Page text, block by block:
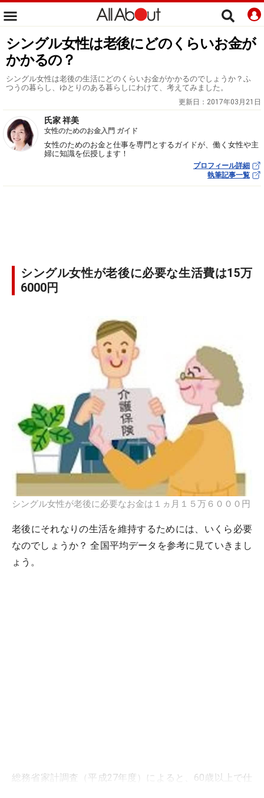
シングル女性は老後にどのくらいお金が
かかるの？
シングル女性は老後の生活にどのくらいお金がかかるのでしょうか？ふ
つうの暮らし、ゆとりのある暮らしにわけて、考えてみました。
更新日： 2017年03月21日
氏家 祥美
女性のためのお金入門 ガイド
女性のためのお金と仕事を専門とするガイドが、働く女性や主
婦に知識を伝授します！
プロフィール詳細
執筆記事一覧
シングル女性が老後に必要な生活費は15万
6000円
シングル女性が老後に必要なお金は１ヵ月１５万６０００円
老後にそれなりの生活を維持するためには、いくら必要
なのでしょうか？ 全国平均データを参考に見ていきまし
ょう。
総務省家計調査（平成27年度）によると、60歳以上で仕